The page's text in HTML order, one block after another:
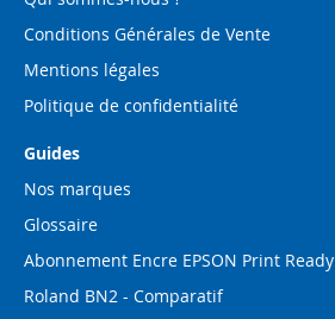
Conditions Générales de Vente
Mentions légales
Politique de confidentialité
Guides
Nos marques
Glossaire
Abonnement Encre EPSON Print Ready
Roland BN2 - Comparatif